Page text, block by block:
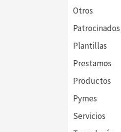
Otros
Patrocinados
Plantillas
Prestamos
Productos
Pymes
Servicios